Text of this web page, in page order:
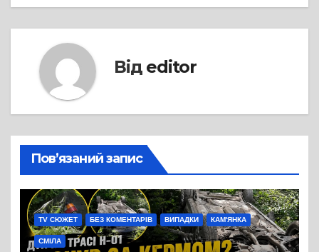
Від editor
Пов’язаний запис
TV СЮЖЕТ БЕЗ КОМЕНТАРІВ ВИПАДКИ КАМ'ЯНКА
СМІЛА